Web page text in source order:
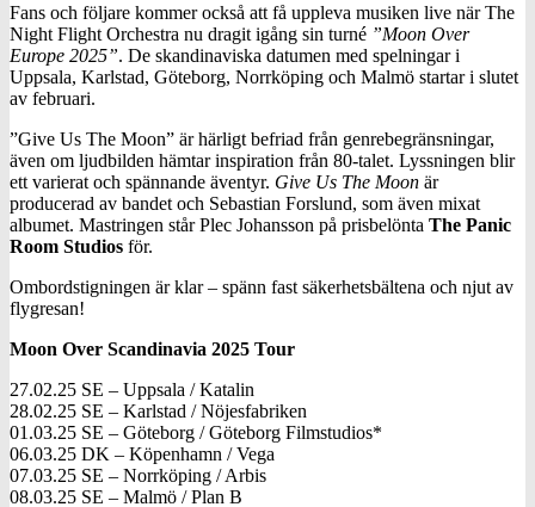
Fans och följare kommer också att få uppleva musiken live när The
Night Flight Orchestra nu dragit igång sin turné ”Moon Over
Europe 2025”. De skandinaviska datumen med spelningar i
Uppsala, Karlstad, Göteborg, Norrköping och Malmö startar i slutet
av februari.
”Give Us The Moon” är härligt befriad från genrebegränsningar,
även om ljudbilden hämtar inspiration från 80-talet. Lyssningen blir
ett varierat och spännande äventyr. Give Us The Moon är
producerad av bandet och Sebastian Forslund, som även mixat
albumet. Mastringen står Plec Johansson på prisbelönta The Panic
Room Studios för.
Ombordstigningen är klar – spänn fast säkerhetsbältena och njut av
flygresan!
Moon Over Scandinavia 2025 Tour
27.02.25 SE – Uppsala / Katalin
28.02.25 SE – Karlstad / Nöjesfabriken
01.03.25 SE – Göteborg / Göteborg Filmstudios*
06.03.25 DK – Köpenhamn / Vega
07.03.25 SE – Norrköping / Arbis
08.03.25 SE – Malmö / Plan B